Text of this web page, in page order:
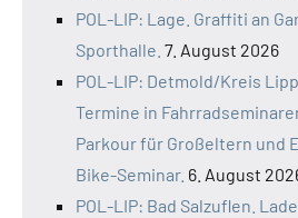
POL-LIP: Lage. Graffiti an
Sporthalle. 7. August 2026
POL-LIP: Detmold/Kreis
Termine in
Parkour für Großeltern und
Bike-Seminar. 6. August
POL-LIP: Bad Salzuflen.